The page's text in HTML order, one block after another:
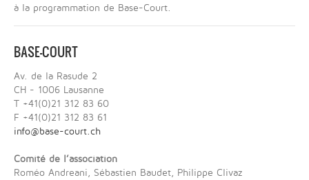
à la programmation de Base-Court.
BASE-COURT
Av. de la Rasude 2
CH - 1006 Lausanne
T +41(0)21 312 83 60
F +41(0)21 312 83 61
info@base-court.ch
Comité de l’association
Roméo Andreani, Sébastien Baudet, Philippe Clivaz